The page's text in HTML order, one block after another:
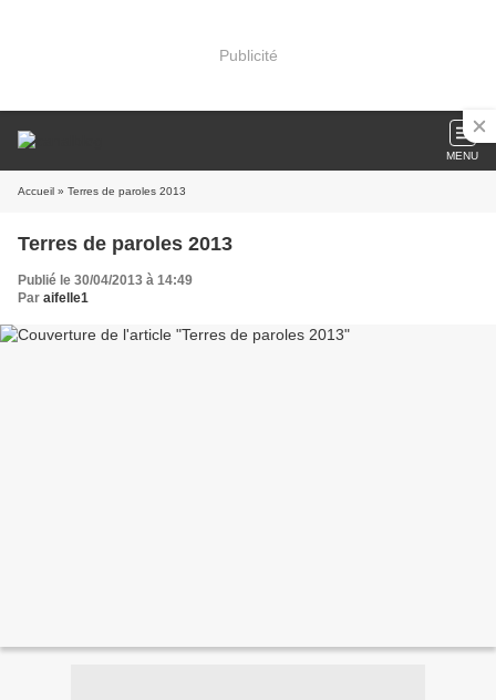
Publicité
MENU
Accueil » Terres de paroles 2013
Terres de paroles 2013
Publié le 30/04/2013 à 14:49
Par aifelle1